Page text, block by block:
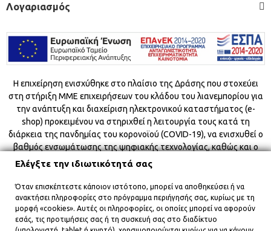
Λογαριασμός
Η επιχείρηση ενισχύθηκε στο πλαίσιο της Δράσης που στοχεύει
στη στήριξη ΜΜΕ επιχειρήσεων του κλάδου του λιανεμπορίου για
την ανάπτυξη και διαχείριση ηλεκτρονικού καταστήματος (e-
shop) προκειμένου να στηριχθεί η λειτουργία τους κατά τη
διάρκεια της πανδημίας του κορονοϊού (COVID-19), να ενισχυθεί ο
βαθμός ενσωμάτωσης της ψηφιακής τεχνολογίας, καθώς και ο
ψηδιακός μετασχηματισμός τους και να αποφευχθεί ο
Ελέγξτε την ιδιωτικότητά σας
Όταν επισκέπτεστε κάποιον ιστότοπο, μπορεί να αποθηκεύσει ή να
ανακτήσει πληροφορίες στο πρόγραμμα περιήγησής σας, κυρίως με τη
μορφή «cookies». Αυτές οι πληροφορίες, οι οποίες μπορεί να αφορούν
εσάς, τις προτιμήσεις σας ή τη συσκευή σας στο διαδίκτυο